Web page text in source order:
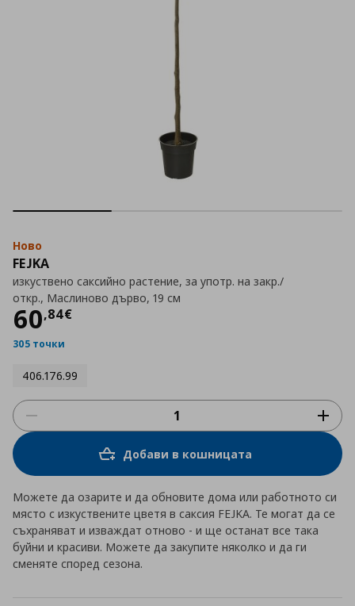
Ново
FEJKA
изкуствено саксийно растение, за употр. на закр./
откр., Маслиново дърво, 19 см
60,84€
Цена
305 точки
406.176.99
Добави в кошницата
Можете да озарите и да обновите дома или работното си
място с изкуствените цветя в саксия FEJKA. Те могат да се
съхраняват и изваждат отново - и ще останат все така
буйни и красиви. Можете да закупите няколко и да ги
сменяте според сезона.